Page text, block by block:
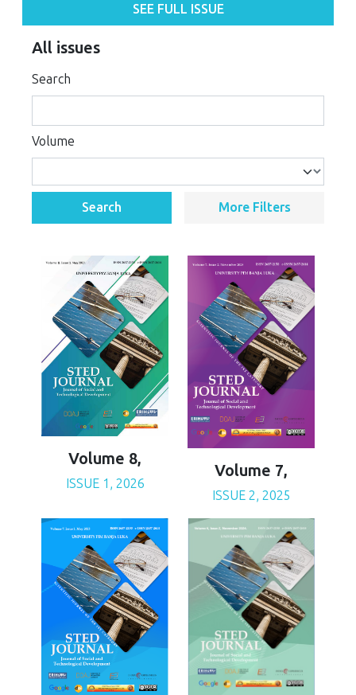
SEE FULL ISSUE
All issues
Search
Volume
Search More Filters
Volume 8,
ISSUE 1, 2026
Volume 7,
ISSUE 2, 2025